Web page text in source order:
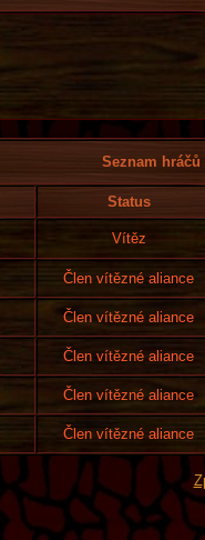
Seznam
Status
Vítěz
Člen vítězné aliance
Člen vítězné aliance
Člen vítězné aliance
Člen vítězné aliance
Člen vítězné aliance